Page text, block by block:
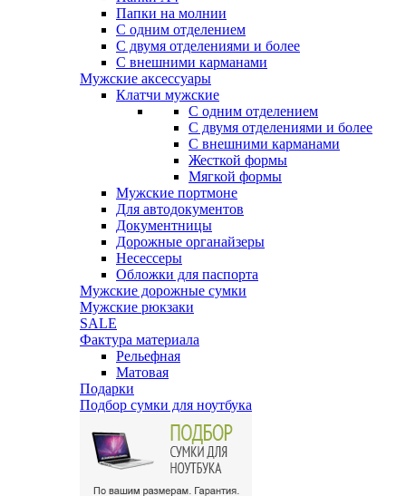
Папки на молнии
С одним отделением
С двумя отделениями и более
С внешними карманами
Мужские аксессуары
Клатчи мужские
С одним отделением
С двумя отделениями и более
С внешними карманами
Жесткой формы
Мягкой формы
Мужские портмоне
Для автодокументов
Документницы
Дорожные органайзеры
Несессеры
Обложки для паспорта
Мужские дорожные сумки
Мужские рюкзаки
SALE
Фактура материала
Рельефная
Матовая
Подарки
Подбор сумки для ноутбука